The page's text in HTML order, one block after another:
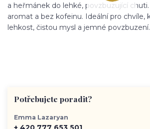
a heřmánek do lehké, povzbuzující
aromat a bez kofeinu. Ideální pro chvíle,
lehkost, čistou mysl a jemné povzbuzení.
Potřebujete poradit?
Emma Lazaryan